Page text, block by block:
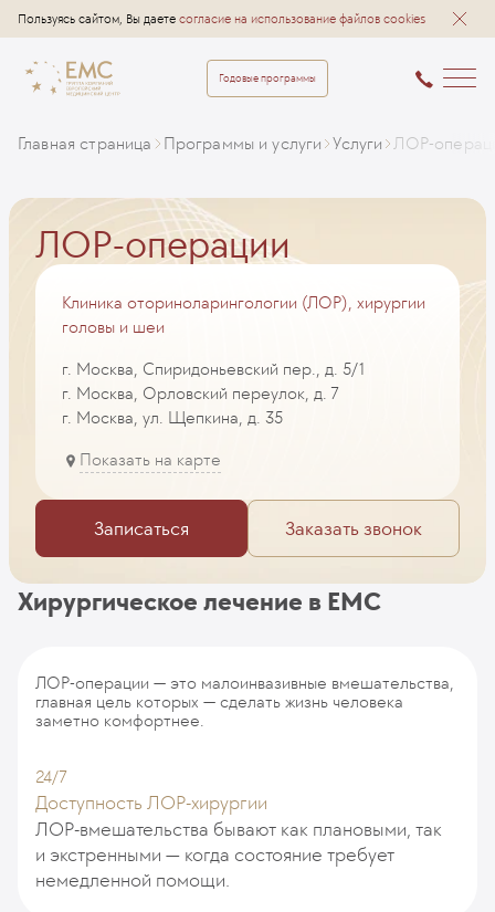
Пользуясь сайтом, Вы даете согласие на использование файлов cookies
Годовые программы
Главная страница Программы и услуги Услуги ЛОР-
ЛОР-операции
Клиника оториноларингологии (ЛОР), хирургии
головы и шеи
г. Москва, Спиридоньевский пер., д. 5/1
г. Москва, Орловский переулок, д. 7
г. Москва, ул. Щепкина, д. 35
Показать на карте
Записаться Заказать звонок
Хирургическое лечение в EMC
ЛОР-операции — это малоинвазивные вмешательства,
главная цель которых — сделать жизнь человека
заметно комфортнее.
24/7
Доступность ЛОР-хирургии
ЛОР-вмешательства бывают как плановыми, так
и экстренными — когда состояние требует
немедленной помощи.